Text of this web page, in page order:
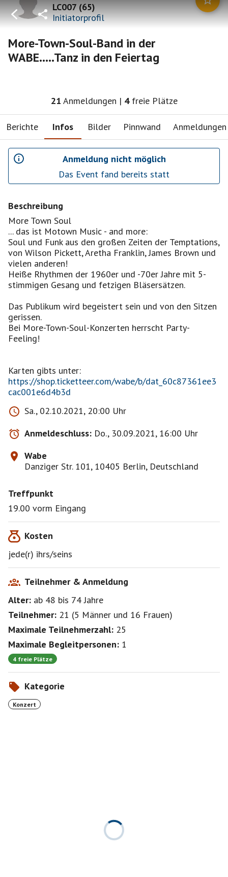
LC007(65)
Initiatorprofil
More-Town-Soul-Band in der
WABE.....Tanz in den Feiertag
21 Anmeldungen | 4 freie Plätze
Berichte Infos Bilder Pinnwand Anmeldungen
Anmeldung nicht möglich
Das Event fand bereits statt
Beschreibung
More Town Soul
... das ist Motown Music - and more:
Soul und Funk aus den großen Zeiten der Temptations,
von Wilson Pickett, Aretha Franklin, James Brown und
vielen anderen!
Heiße Rhythmen der 1960er und -70er Jahre mit 5-
stimmigen Gesang und fetzigen Bläsersätzen.
Das Publikum wird begeistert sein und von den Sitzen
gerissen.
Bei More-Town-Soul-Konzerten herrscht Party-
Feeling!
https://shop.ticketteer.com/wabe/b/dat_60c87361ee3
cac001e6d4b3d
Sa., 02.10.2021, 20:00 Uhr
Anmeldeschluss: Do., 30.09.2021, 16:00 Uhr
Wabe
Danziger Str. 101, 10405 Berlin, Deutschland
Treffpunkt
19.00 vorm Eingang
Kosten
jede(r) ihrs/seins
Teilnehmer & Anmeldung
Alter: ab 48 bis 74Jahre
Teilnehmer: 21 (5 Männer und 16 Frauen)
Maximale Teilnehmerzahl: 25
Maximale Begleitpersonen: 1
4 freie Plätze
Kategorie
Konzert